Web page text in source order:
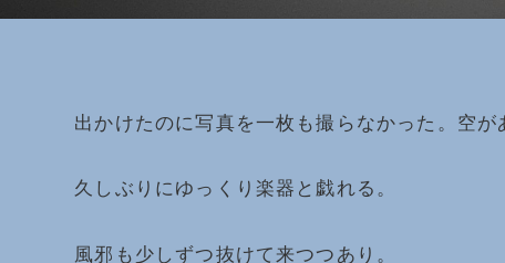
出かけたのに写真を一枚も撮らなかった。空
久しぶりにゆっくり楽器と戯れる。
風邪も少しずつ抜けて来つつあり。